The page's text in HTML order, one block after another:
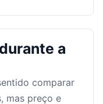
a
comparar
mas preço e